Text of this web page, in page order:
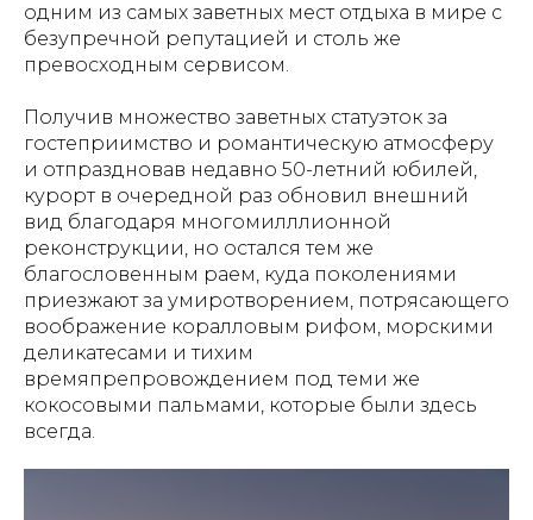
одним из самых заветных мест отдыха в мире с
безупречной репутацией и столь же
превосходным сервисом.
Получив множество заветных статуэток за
гостеприимство и романтическую атмосферу
и отпраздновав недавно 50-летний юбилей,
курорт в очередной раз обновил внешний
вид благодаря многомилллионной
реконструкции, но остался тем же
благословенным раем, куда поколениями
приезжают за умиротворением, потрясающего
воображение коралловым рифом, морскими
деликатесами и тихим
времяпрепровождением под теми же
кокосовыми пальмами, которые были здесь
всегда.